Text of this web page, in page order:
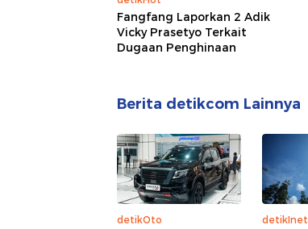
Fangfang Laporkan 2 Adik
Vicky Prasetyo Terkait
Dugaan Penghinaan
Berita detikcom Lainnya
detikOto detikInet